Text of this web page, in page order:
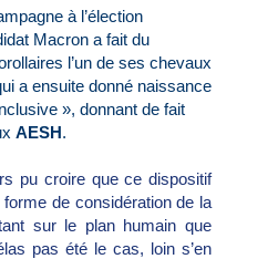
à l’élection
Macron a fait du
l’un de ses chevaux
a ensuite donné naissance
», donnant de fait
AESH.
pu croire que ce dispositif
de considération de la
sur le plan humain que
pas été le cas, loin s’en